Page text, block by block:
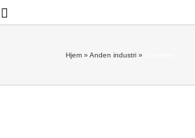
Hjem » Anden industri »